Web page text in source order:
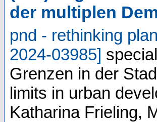
der multiplen
pnd - rethinking
2024-03985]
Grenzen in der
limits in urban
Katharina Frieling,